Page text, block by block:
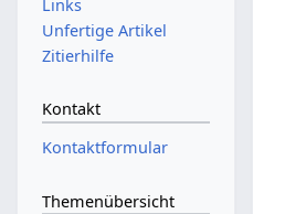
Links
Unfertige Artikel
Zitierhilfe
Kontakt
Kontaktformular
Themenübersicht